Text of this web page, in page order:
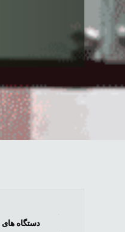
دستگاه های